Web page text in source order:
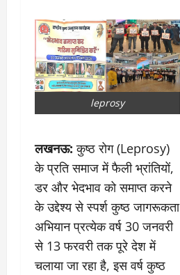
leprosy
लखनऊ: कुष्ठ रोग (Leprosy)
के प्रति समाज में फैली भ्रांतियों,
डर और भेदभाव को समाप्त करने
के उद्देश्य से स्पर्श कुष्ठ जागरूकता
अभियान प्रत्येक वर्ष 30 जनवरी
से 13 फरवरी तक पूरे देश में
चलाया जा रहा है, इस वर्ष कुष्ठ